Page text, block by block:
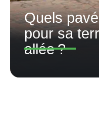
Quels
pour sa
allée ?